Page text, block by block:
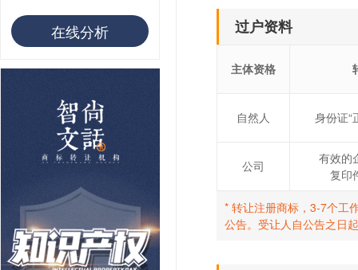
用户 S**22 购买 茶***
用户 S**68 购买 俏***
在线分析 过户资料
主体资格
自然人 身份证“
公司
有效的
复印
* 转让注册商标，3-7个工
公告。受让人自公告之日